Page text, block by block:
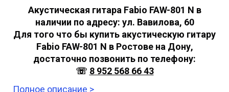
Акустическая гитара Fabio FAW-801 N в
наличии по адресу: ул. Вавилова, 60
Для того что бы купить акустическую гитару
Fabio FAW-801 N в Ростове на Дону,
достаточно позвонить по телефону:
☏ 8 952 568 66 43
Полное описание >